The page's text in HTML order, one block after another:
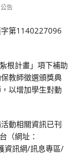
告
第1140227096
根計畫」項下補助
教師徵選頒獎典
以增加學生對動
動相關資訊已刊
（網址：
資訊網/訊息專區/